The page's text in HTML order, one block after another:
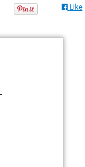
Like